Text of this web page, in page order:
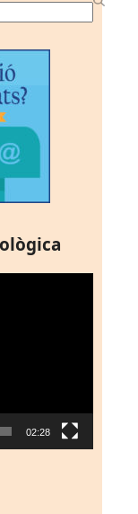
02:28